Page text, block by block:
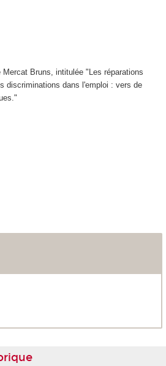
Bruns, intitulée "Les réparations
discriminations dans l'emploi : vers de